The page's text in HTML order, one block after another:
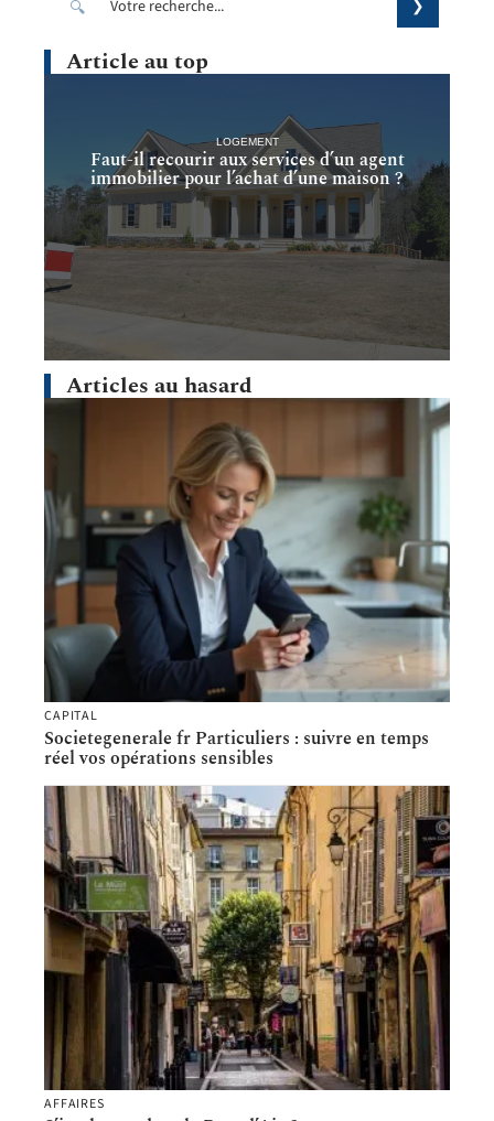
Article au top
LOGEMENT
Faut-il recourir aux services d’un agent
immobilier pour l’achat d’une maison ?
Articles au hasard
CAPITAL
Societegenerale fr Particuliers : suivre en temps
réel vos opérations sensibles
AFFAIRES